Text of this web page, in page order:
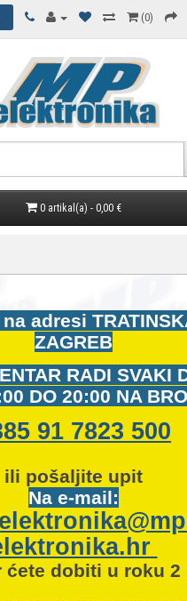
(0)
0 artikal(a) - 0,00 €
adresi
ZAGREB
RADI SVAKI
DO 20:00 NA
91 7823 500
ili pošaljite upit
Na e-mail:
ćete dobiti u roku 2